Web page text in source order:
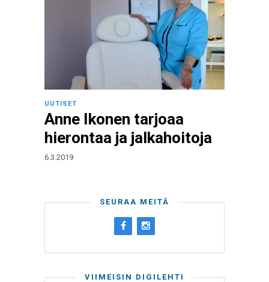
UUTISET
Anne Ikonen tarjoaa
hierontaa ja jalkahoitoja
6.3.2019
SEURAA MEITÄ
VIIMEISIN DIGILEHTI